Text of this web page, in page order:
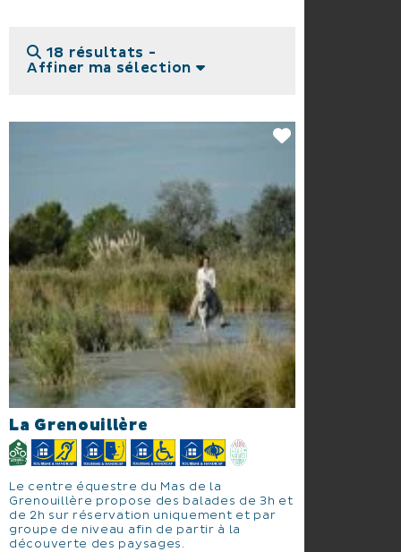
18 résultats -
Affiner ma sélection
La Grenouillère
Le centre équestre du Mas de la
Grenouillère propose des balades de 3h et
de 2h sur réservation uniquement et par
groupe de niveau afin de partir à la
découverte des paysages.